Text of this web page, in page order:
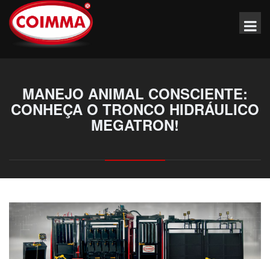
MANEJO ANIMAL CONSCIENTE:
CONHEÇA O TRONCO HIDRÁULICO
MEGATRON!